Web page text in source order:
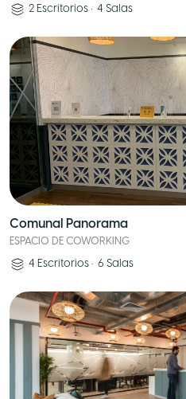
2 Escritorios • 4 Salas
Comunal Panorama
ESPACIO DE COWORKING
4 Escritorios • 6 Salas